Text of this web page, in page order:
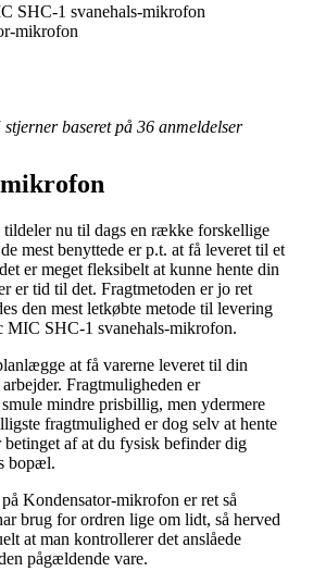
SHC-1 svanehals-mikrofon
mikrofon
stjerner baseret på 36 anmeldelser
tildeler nu til dags en række forskellige
mest benyttede er p.t. at få leveret til et
er meget fleksibelt at kunne hente din
er tid til det. Fragtmetoden er jo ret
den mest letkøbte metode til levering
MIC SHC-1 svanehals-mikrofon.
at få varerne leveret til din
Fragtmuligheden er
mindre prisbillig, men ydermere
fragtmulighed er dog selv at hente
af at du fysisk befinder dig
bopæl.
Kondensator-mikrofon er ret så
brug for ordren lige om lidt, så herved
at man kontrollerer det anslåede
pågældende vare.